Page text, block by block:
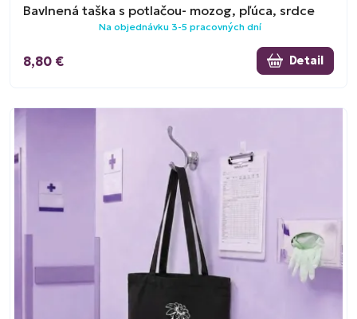
Bavlnená taška s potlačou- mozog, pľúca, srdce
Na objednávku 3-5 pracovných dní
8,80 € Detail